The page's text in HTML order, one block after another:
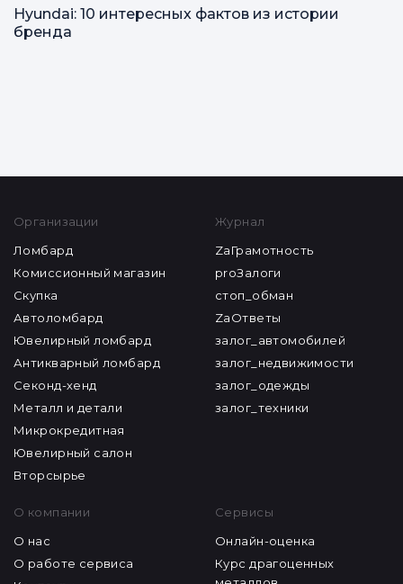
Hyundai: 10 интересных фактов из истории
бренда
Организации
Ломбард
Комиссионный магазин
Скупка
Автоломбард
Ювелирный ломбард
Антикварный ломбард
Секонд-хенд
Металл и детали
Микрокредитная
Ювелирный салон
Вторсырье
Журнал
ZaГрамотность
proЗалоги
стоп_обман
ZaОтветы
залог_автомобилей
залог_недвижимости
залог_одежды
залог_техники
О компании
О нас
О работе сервиса
Сервисы
Онлайн-оценка
Курс драгоценных